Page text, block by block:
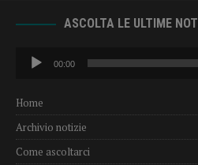
ASCOLTA LE ULTIME
Audio
Player
00:00
Home
Archivio notizie
Come ascoltarci